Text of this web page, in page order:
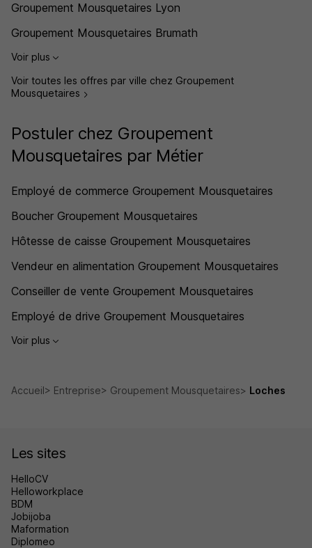
Groupement Mousquetaires Lyon
Groupement Mousquetaires Brumath
Voir plus
Voir toutes les offres par ville chez Groupement
Mousquetaires
Postuler chez Groupement
Mousquetaires par Métier
Employé de commerce Groupement Mousquetaires
Boucher Groupement Mousquetaires
Hôtesse de caisse Groupement Mousquetaires
Vendeur en alimentation Groupement Mousquetaires
Conseiller de vente Groupement Mousquetaires
Employé de drive Groupement Mousquetaires
Voir plus
Accueil Entreprise Groupement Mousquetaires Loches
Les sites
HelloCV
Helloworkplace
BDM
Jobijoba
Maformation
Diplomeo